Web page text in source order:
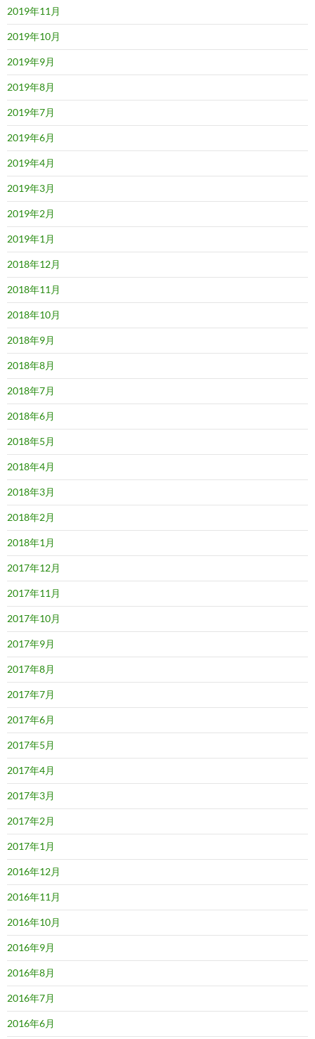
2019年11月
2019年10月
2019年9月
2019年8月
2019年7月
2019年6月
2019年4月
2019年3月
2019年2月
2019年1月
2018年12月
2018年11月
2018年10月
2018年9月
2018年8月
2018年7月
2018年6月
2018年5月
2018年4月
2018年3月
2018年2月
2018年1月
2017年12月
2017年11月
2017年10月
2017年9月
2017年8月
2017年7月
2017年6月
2017年5月
2017年4月
2017年3月
2017年2月
2017年1月
2016年12月
2016年11月
2016年10月
2016年9月
2016年8月
2016年7月
2016年6月